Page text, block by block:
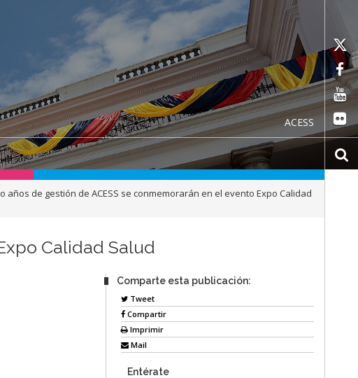
ACESS
años de gestión de ACESS se conmemorarán en el evento Expo Calidad
Calidad Salud
Comparte esta publicación:
Tweet
Compartir
Imprimir
Mail
Entérate